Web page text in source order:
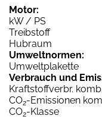
Motor:
kW / PS
Treibstoff
Hubraum
Umweltnormen:
Umweltplakette
Verbrauch und
Kraftstoffverbr. komb.
CO2-Emissionen
CO2-Klasse